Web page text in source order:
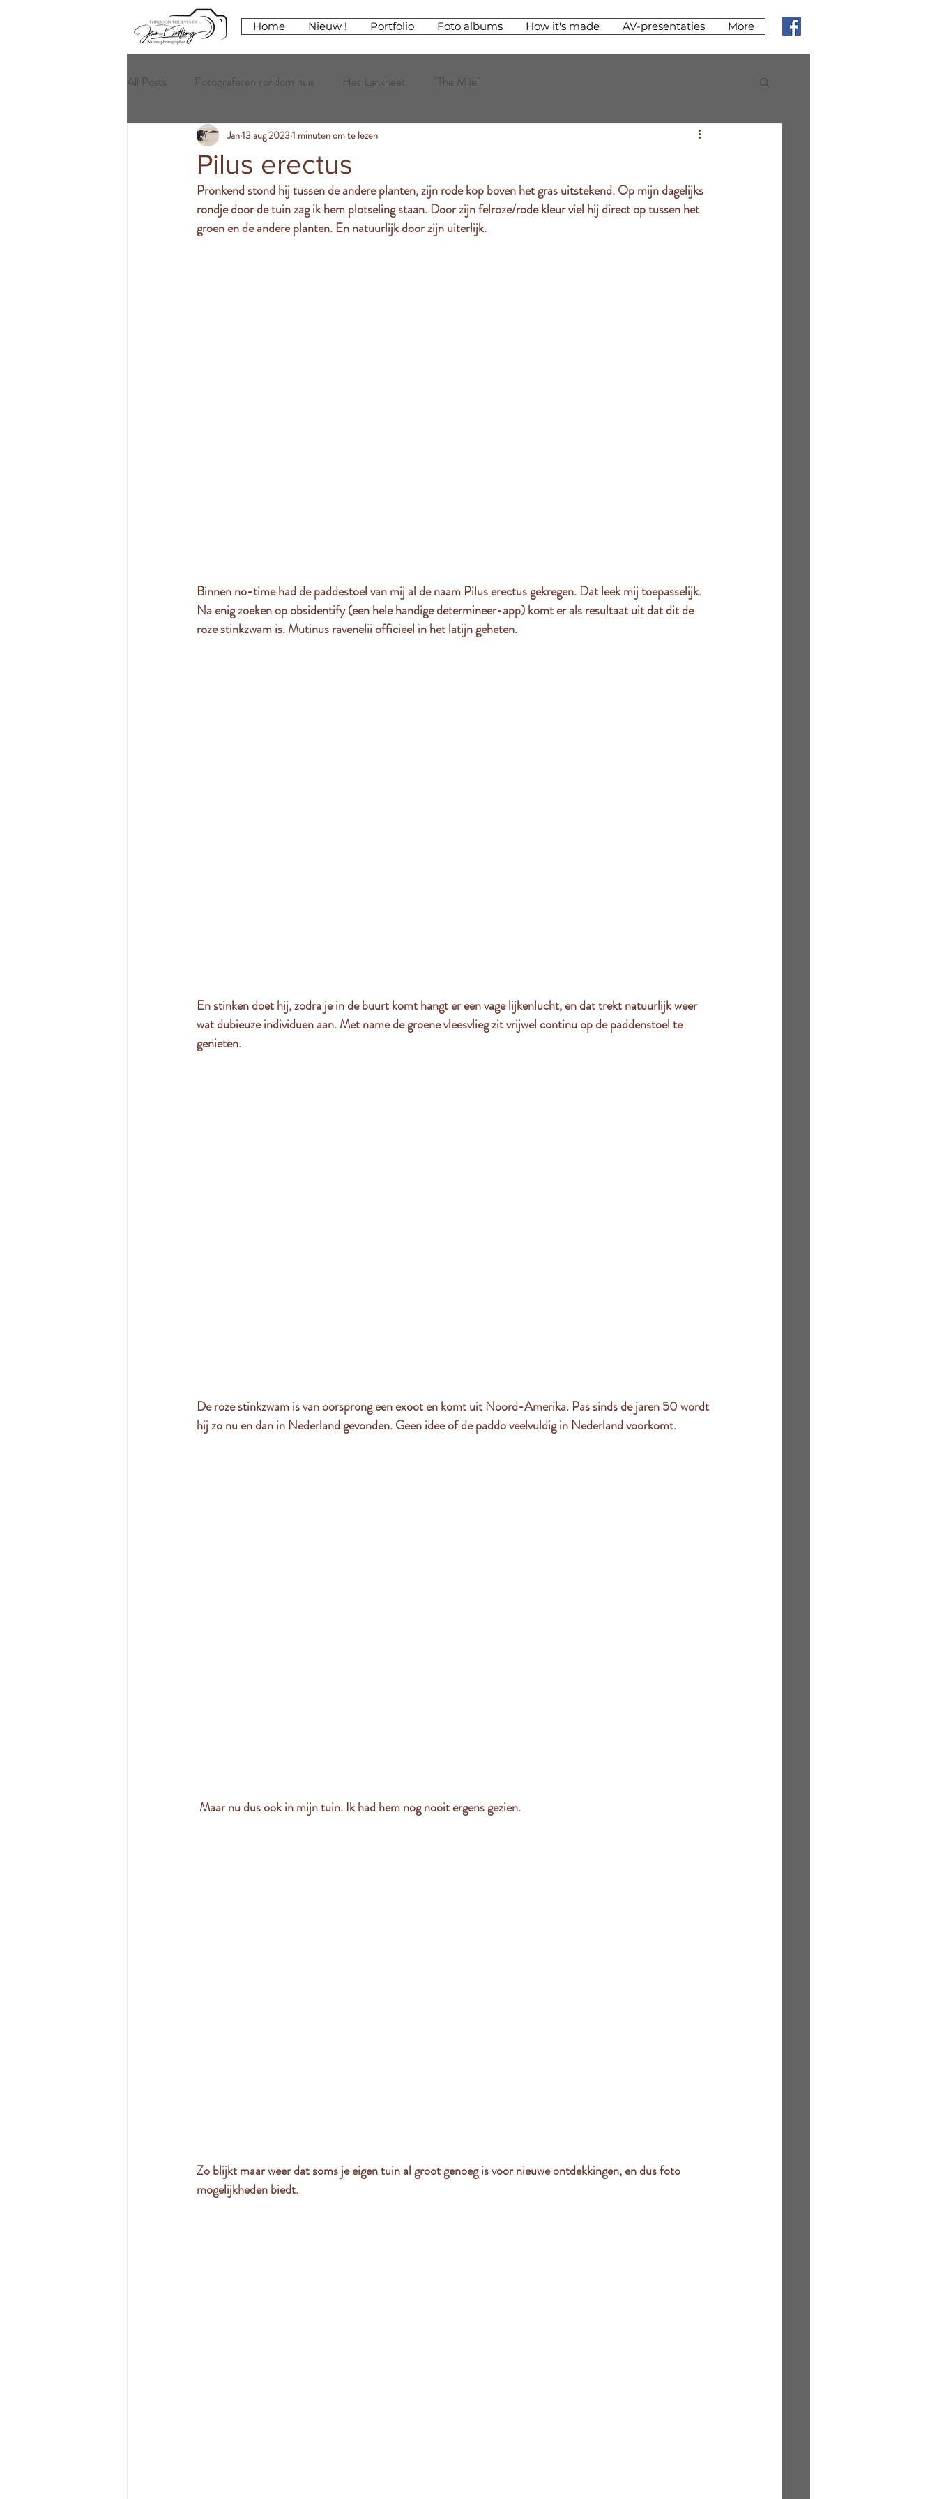
Home Nieuw ! Portfolio Foto albums How it's made AV-presentaties More
All Posts Fotograferen rondom huis Het Lankheet "The Mile"
Pilus erectus
Jan13 aug 20231 minuten om te lezen
Pronkend stond hij tussen de andere planten, zijn rode kop boven het gras uitstekend. Op mijn dagelijks
rondje door de tuin zag ik hem plotseling staan. Door zijn felroze/rode kleur viel hij direct op tussen het
groen en de andere planten. En natuurlijk door zijn uiterlijk.
Binnen no-time had de paddestoel van mij al de naam Pilus erectus gekregen. Dat leek mij toepasselijk.
Na enig zoeken op obsidentify (een hele handige determineer-app) komt er als resultaat uit dat dit de
roze stinkzwam is. Mutinus ravenelii officieel in het latijn geheten.
En stinken doet hij, zodra je in de buurt komt hangt er een vage lijkenlucht, en dat trekt natuurlijk weer
wat dubieuze individuen aan. Met name de groene vleesvlieg zit vrijwel continu op de paddenstoel te
genieten.
De roze stinkzwam is van oorsprong een exoot en komt uit Noord-Amerika. Pas sinds de jaren 50 wordt
hij zo nu en dan in Nederland gevonden. Geen idee of de paddo veelvuldig in Nederland voorkomt.
Maar nu dus ook in mijn tuin. Ik had hem nog nooit ergens gezien.
Zo blijkt maar weer dat soms je eigen tuin al groot genoeg is voor nieuwe ontdekkingen, en dus foto
mogelijkheden biedt.